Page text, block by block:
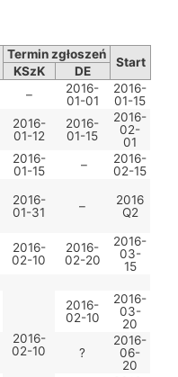
Termin zgłoszeń
Start
KSzK
DE
–
2016-
01-01
2016-
01-15
2016-
01-12
2016-
01-15
2016-
02-
01
2016-
01-15
–
2016-
02-15
2016-
01-31
–
2016
Q2
2016-
02-10
2016-
02-20
2016-
03-
15
2016-
02-10
2016-
02-10
2016-
03-
20
?
2016-
06-
20